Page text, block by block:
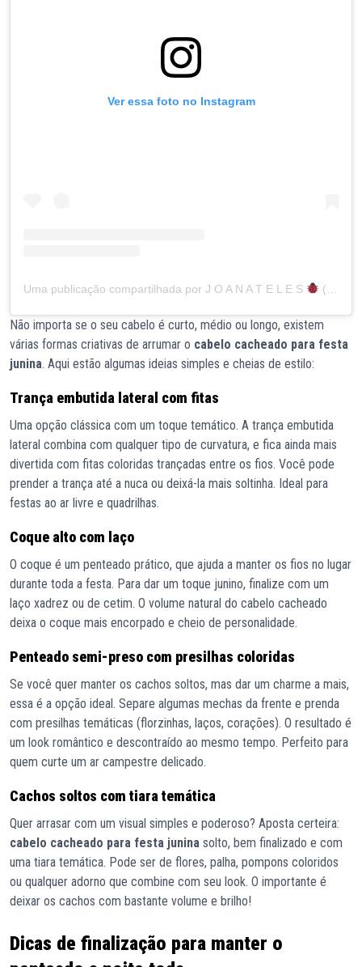
Ver essa foto no Instagram
Uma publicação compartilhada por J O A N A T E L E S (@joanateles)
Não importa se o seu cabelo é curto, médio ou longo, existem
várias formas criativas de arrumar o cabelo cacheado para festa
junina. Aqui estão algumas ideias simples e cheias de estilo:
Trança embutida lateral com fitas
Uma opção clássica com um toque temático. A trança embutida
lateral combina com qualquer tipo de curvatura, e fica ainda mais
divertida com fitas coloridas trançadas entre os fios. Você pode
prender a trança até a nuca ou deixá-la mais soltinha. Ideal para
festas ao ar livre e quadrilhas.
Coque alto com laço
O coque é um penteado prático, que ajuda a manter os fios no lugar
durante toda a festa. Para dar um toque junino, finalize com um
laço xadrez ou de cetim. O volume natural do cabelo cacheado
deixa o coque mais encorpado e cheio de personalidade.
Penteado semi-preso com presilhas coloridas
Se você quer manter os cachos soltos, mas dar um charme a mais,
essa é a opção ideal. Separe algumas mechas da frente e prenda
com presilhas temáticas (florzinhas, laços, corações). O resultado é
um look romântico e descontraído ao mesmo tempo. Perfeito para
quem curte um ar campestre delicado.
Cachos soltos com tiara temática
Quer arrasar com um visual simples e poderoso? Aposta certeira:
cabelo cacheado para festa junina solto, bem finalizado e com
uma tiara temática. Pode ser de flores, palha, pompons coloridos
ou qualquer adorno que combine com seu look. O importante é
deixar os cachos com bastante volume e brilho!
Dicas de finalização para manter o